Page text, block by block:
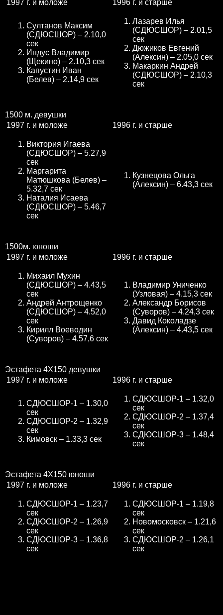
1997 г. и моложе 1996 г. и старше
Султанов Максим
(СДЮСШОР) – 2.10,0
сек
Индус Владимир
(Щекино) – 2.10,3 сек
Капустин Иван
(Белев) – 2.14,9 сек
Лазарев Илья
(СДЮСШОР) – 2.01,5
сек
Дюжиков Евгений
(Алексин) – 2.05,0 сек
Макаркин Андрей
(СДЮСШОР) – 2.10,3
сек
1500 м. девушки
1997 г. и моложе
1996 г. и старше
Виктория Игаева
(СДЮСШОР) – 5.27,9
сек
Маргарита
Матюшкова (Белев) –
5.32,7 сек
Наталия Исаева
(СДЮСШОР) – 5.46,7
сек
Кузнецова Ольга
(Алексин) – 6.43,3 сек
1500м. юноши
1997 г. и моложе
1996 г. и старше
Михаил Мухин
(СДЮСШОР) – 4.43,5
сек
Андрей Антрощенко
(СДЮСШОР) – 4.52,0
сек
Кирилл Воеводин
(Суворов) – 4.57,6 сек
Владимир Униченко
(Узловая) – 4.15,3 сек
Александр Борисов
(Суворов) – 4.24,3 сек
Давид Коколадзе
(Алексин) – 4.43,5 сек
Эстафета 4Х150 девушки
1997 г. и моложе
1996 г. и старше
СДЮСШОР-1 – 1.30,0
сек
СДЮСШОР-2 – 1.32,9
сек
Кимовск – 1.33,3 сек
СДЮСШОР-1 – 1.32,0
сек
СДЮСШОР-2 – 1.37,4
сек
СДЮСШОР-3 – 1.48,4
сек
Эстафета 4Х150 юноши
1997 г. и моложе
1996 г. и старше
СДЮСШОР-1 – 1.23,7
сек
СДЮСШОР-2 – 1.26,9
сек
СДЮСШОР-3 – 1.36,8
сек
СДЮСШОР-1 – 1.19,8
сек
Новомосковск – 1.21,6
сек
СДЮСШОР-2 – 1.26,1
сек